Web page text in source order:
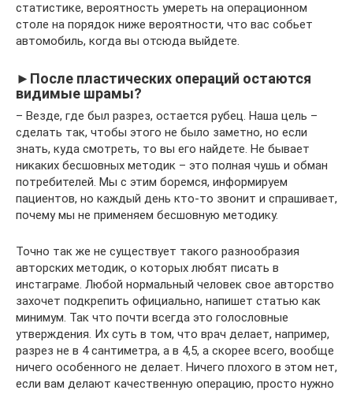
статистике, вероятность умереть на операционном
столе на порядок ниже вероятности, что вас собьет
автомобиль, когда вы отсюда выйдете.
►После пластических операций остаются
видимые шрамы?
– Везде, где был разрез, остается рубец. Наша цель –
сделать так, чтобы этого не было заметно, но если
знать, куда смотреть, то вы его найдете. Не бывает
никаких бесшовных методик – это полная чушь и обман
потребителей. Мы с этим боремся, информируем
пациентов, но каждый день кто-то звонит и спрашивает,
почему мы не применяем бесшовную методику.
Точно так же не существует такого разнообразия
авторских методик, о которых любят писать в
инстаграме. Любой нормальный человек свое авторство
захочет подкрепить официально, напишет статью как
минимум. Так что почти всегда это голословные
утверждения. Их суть в том, что врач делает, например,
разрез не в 4 сантиметра, а в 4,5, а скорее всего, вообще
ничего особенного не делает. Ничего плохого в этом нет,
если вам делают качественную операцию, просто нужно